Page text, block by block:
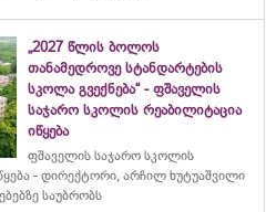
„2027 წლის ბოლოს
თანამედროვე სტანდარტების
სკოლა გვექნება“ - ფშაველის
საჯარო სკოლის რეაბილიტაცია
იწყება
ფშაველის საჯარო სკოლის
- დირექტორი, არჩილ ხუტუაშვილი
საუბრობს